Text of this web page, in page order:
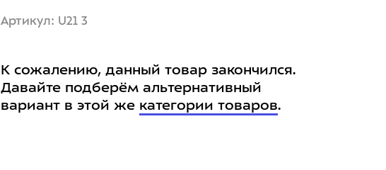
Артикул: U21 3
К сожалению, данный товар закончился.
Давайте подберём альтернативный
вариант в этой же категории товаров.